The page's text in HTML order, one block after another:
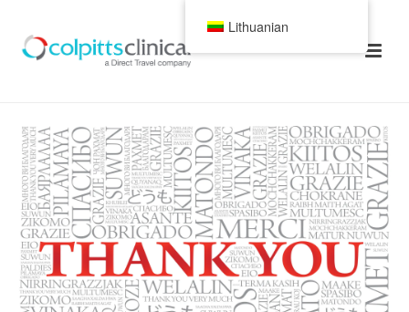
Lithuanian